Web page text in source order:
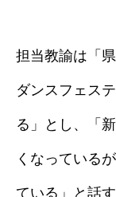
担当教諭は「
ダンスフェス
る」とし、「
くなっている
ている」と話す